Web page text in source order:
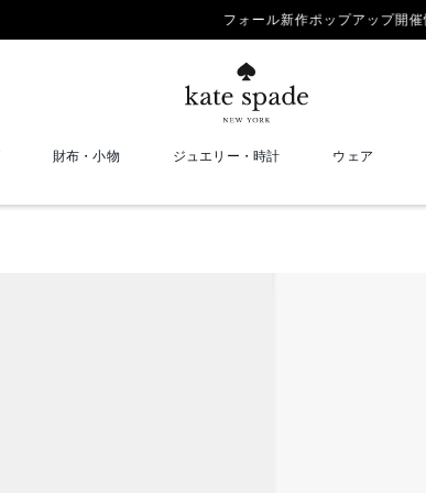
フォール新作ポップアップ開催情報
財布・小物 ジュエリー・時計 ウェア